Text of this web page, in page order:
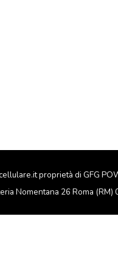
proprietà di GFG
Nomentana 26 Roma